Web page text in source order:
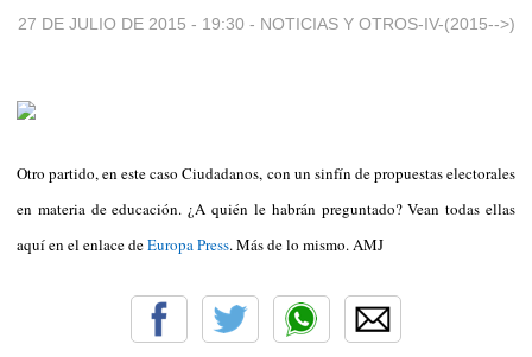
27 DE JULIO DE 2015 - 19:30 - NOTICIAS Y OTROS-IV-(2015-->)
Otro partido, en este caso Ciudadanos, con un sinfín de propuestas electorales
en materia de educación. ¿A quién le habrán preguntado? Vean todas ellas
aquí en el enlace deEuropa Press. Más de lo mismo. AMJ